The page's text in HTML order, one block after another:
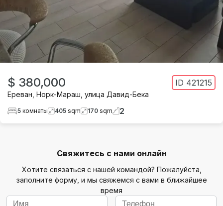
$ 380,000 ID 421215
Ереван Норк-Мараш улица Давид-Бека
5 комнаты 405 sqm 170 sqm 2
Свяжитесь с нами онлайн
Хотите связаться с нашей командой? Пожалуйста,
заполните форму, и мы свяжемся с вами в ближайшее
время